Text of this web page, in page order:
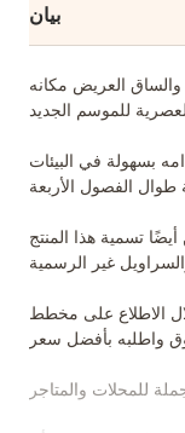
بيان
العريض مكانه
بسهولة في البيئات
تسمية هذا المنتج
الاطلاع على مخطط